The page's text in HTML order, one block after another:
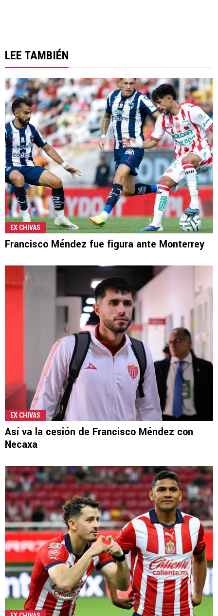
LEE TAMBIÉN
EX CHIVAS
Francisco Méndez fue figura ante Monterrey
EX CHIVAS
Así va la cesión de Francisco Méndez con
Necaxa